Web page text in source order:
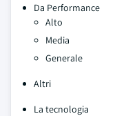
Da Performance
Alto
Media
Generale
Altri
La tecnologia